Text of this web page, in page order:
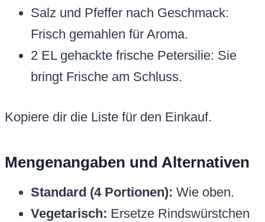
Salz und Pfeffer nach Geschmack:
Frisch gemahlen für Aroma.
2 EL gehackte frische Petersilie: Sie
bringt Frische am Schluss.
Kopiere dir die Liste für den Einkauf.
Mengenangaben und Alternativen
Standard (4 Portionen): Wie oben.
Vegetarisch: Ersetze Rindswürstchen